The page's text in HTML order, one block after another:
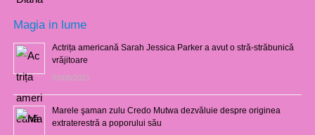
Magia in lume
Actrița americană Sarah Jessica Parker a avut o stră-străbunică
vrăjitoare
03/08/2021
Marele şaman zulu Credo Mutwa dezvăluie despre originea
extraterestră a poporului său